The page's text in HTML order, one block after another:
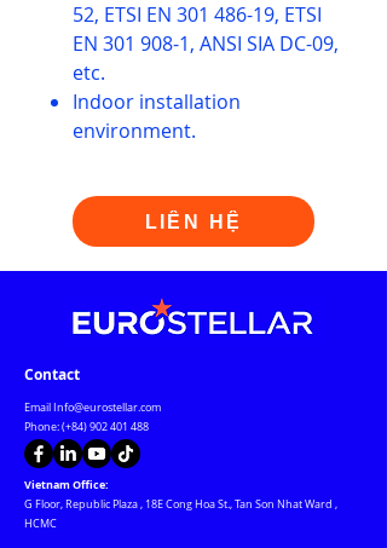
52, ETSI EN 301 486-19, ETSI
EN 301 908-1, ANSI SIA DC-09,
etc.
Indoor installation
environment.
LIÊN HỆ
Contact
EmailInfo@eurostellar.com
Phone: (+84)902 401 488
Vietnam Office:
G Floor, Republic Plaza, 18E Cong Hoa St., Tan Son Nhat Ward ,
HCMC